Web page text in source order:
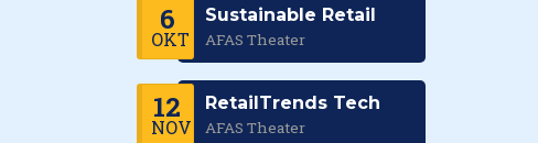
6
OKT
Sustainable Retail
AFAS Theater
12
NOV
RetailTrends Tech
AFAS Theater